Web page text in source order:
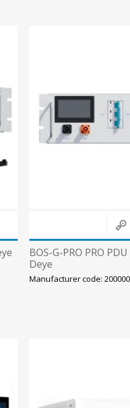
ja pistikupesad IP44
pistikupesad IP55, IP65, IP67
BOS-G-PRO PRO
Deye
Manufacturer code: